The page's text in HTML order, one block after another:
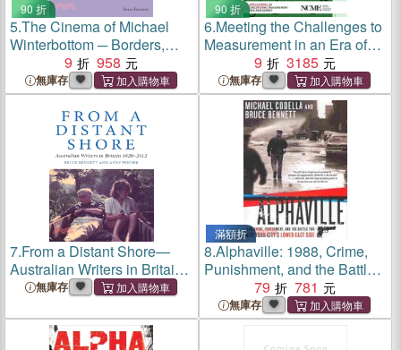
90 折
5.The Cinema of Michael
Winterbottom ─ Borders,
Intimacy, Terror
9 958
無庫存
90 折
6.Meeting the Challenges to
Measurement in an Era of
Accountability
9 3185
無庫存
7.From a Distant Shore—
Australian Writers in Britain,
1820-2012
無庫存
滿額折
8.Alphaville: 1988, Crime,
Punishment, and the Battle
for New York City's Lower
East Side
79 781
無庫存